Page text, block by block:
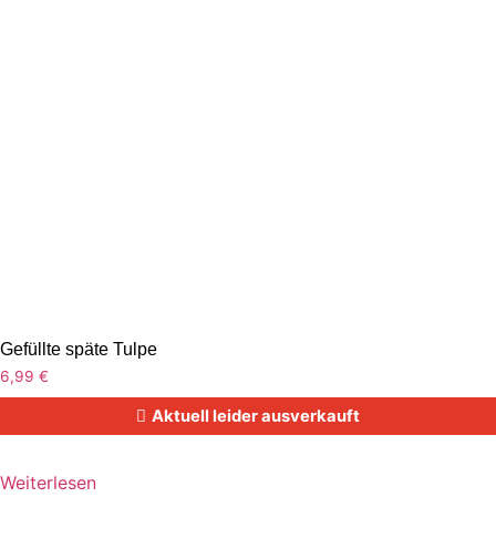
Gefüllte späte Tulpe
6,99 €
Aktuell leider ausverkauft
Weiterlesen